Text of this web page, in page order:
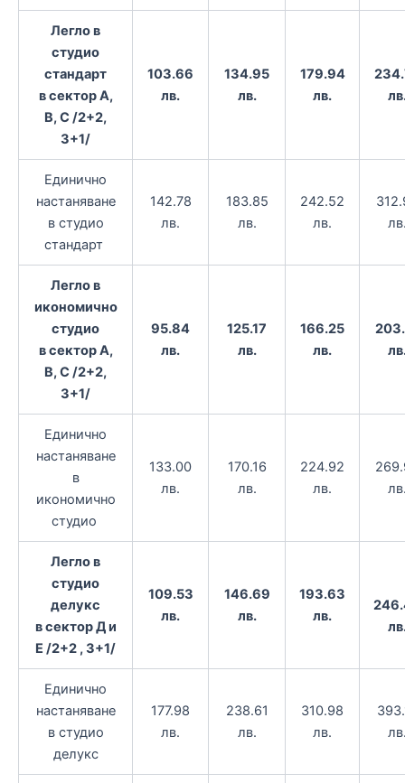
Легло в
студио
стандарт
в сектор A,
B, С /2+2,
3+1/
103.66
лв.
134.95
лв.
179.94
лв.
Единично
настаняване
в студио
стандарт
142.78
лв.
183.85
лв.
242.52
лв.
Легло в
икономично
студио
в сектор A,
B, С /2+2,
3+1/
95.84
лв.
125.17
лв.
166.25
лв.
Единично
настаняване
в
икономично
студио
133.00
лв.
170.16
лв.
224.92
лв.
Легло в
студио
делукс
в сектор Д и
Е /2+2 , 3+1/
109.53
лв.
146.69
лв.
193.63
лв.
Единично
настаняване
в студио
делукс
177.98
лв.
238.61
лв.
310.98
лв.